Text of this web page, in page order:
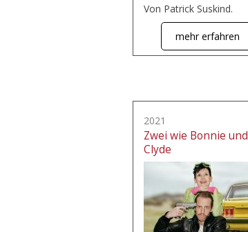
Von Patrick Suskind.
mehr erfahren
2021
Zwei wie Bonnie und
Clyde